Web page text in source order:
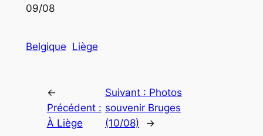
09/08
Belgique Liège
←
Précédent :
À Liège
Suivant : Photos
souvenir Bruges
(10/08)
→